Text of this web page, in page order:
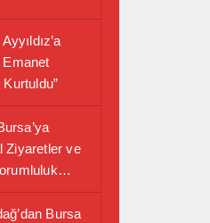
Ziyaretler ve
Önemli İş
Bursa